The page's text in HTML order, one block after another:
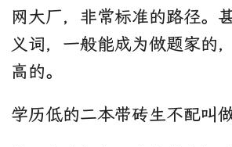
网大厂，非常标准的路径。
义词，一般能成为做题家的
高的。
学历低的二本带砖生不配叫做